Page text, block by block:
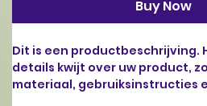
Buy Now
Dit is een productbeschrijving.
details kwijt over uw product,
materiaal, gebruiksinstructies